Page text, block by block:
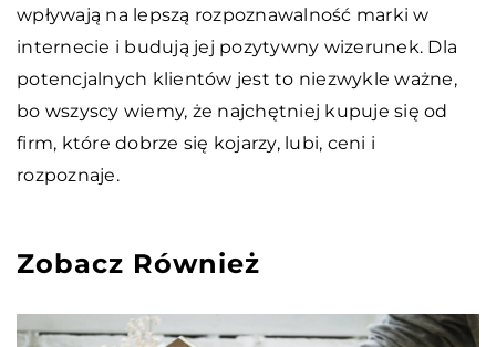
wpływają na lepszą rozpoznawalność marki w
internecie i budują jej pozytywny wizerunek. Dla
potencjalnych klientów jest to niezwykle ważne,
bo wszyscy wiemy, że najchętniej kupuje się od
firm, które dobrze się kojarzy, lubi, ceni i
rozpoznaje.
Zobacz Również